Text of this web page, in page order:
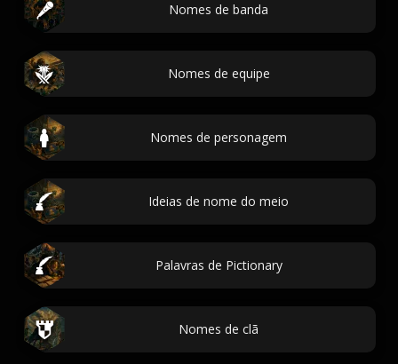
Nomes de banda
Nomes de equipe
Nomes de personagem
Ideias de nome do meio
Palavras de Pictionary
Nomes de clã